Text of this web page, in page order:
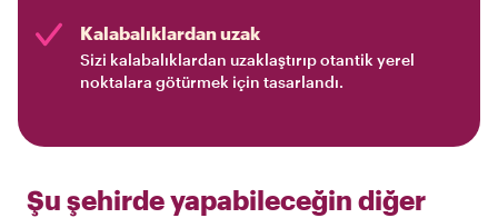
Kalabalıklardan uzak
Sizi kalabalıklardan uzaklaştırıp otantik yerel
noktalara götürmek için tasarlandı.
Şu şehirde yapabileceğin diğer